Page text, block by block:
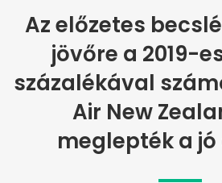
Az előzetes
jövőre a 2019-
százalékával
Air New
meglepték a